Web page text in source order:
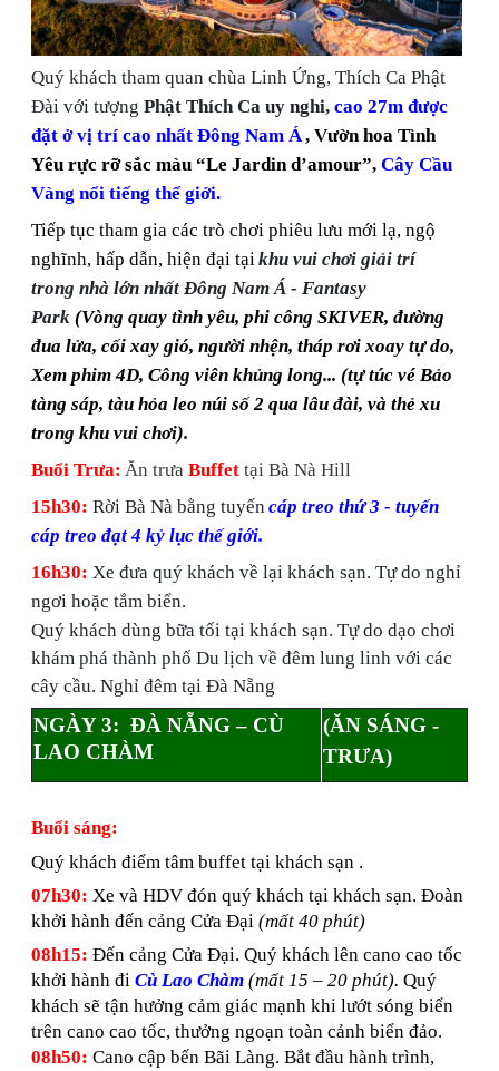
Quý khách tham quan chùa Linh Ứng, Thích Ca Phật
Đài với tượng Phật Thích Ca uy nghi, cao 27m được
đặt ở vị trí cao nhất Đông Nam Á, Vườn hoa Tình
Yêu rực rỡ sắc màu “Le Jardin d’amour”, Cây Cầu
Vàng nổi tiếng thế giới.
Tiếp tục tham gia các trò chơi phiêu lưu mới lạ, ngộ
nghĩnh, hấp dẫn, hiện đại tạikhu vui chơi giải trí
trong nhà lớn nhất Đông Nam Á - Fantasy
Park (Vòng quay tình yêu, phi công SKIVER, đường
đua lửa, cối xay gió, người nhện, tháp rơi xoay tự do,
Xem phim 4D, Công viên khủng long... (tự túc vé Bảo
tàng sáp, tàu hỏa leo núi số 2 qua lâu đài, và thẻ xu
trong khu vui chơi).
Buổi Trưa: Ăn trưa Buffet tại Bà Nà Hill
15h30: Rời Bà Nà bằng tuyến cáp treo thứ 3 - tuyến
cáp treo đạt 4 kỷ lục thế giới.
16h30: Xe đưa quý khách về lại khách sạn. Tự do nghỉ
ngơi hoặc tắm biển.
Quý khách dùng bữa tối tại khách sạn. Tự do dạo chơi
khám phá thành phố Du lịch về đêm lung linh với các
cây cầu. Nghỉ đêm tại Đà Nẵng
NGÀY 3: ĐÀ NẴNG – CÙ
LAO CHÀM
(ĂN SÁNG -
TRƯA)
Buổi sáng:
Quý khách điểm tâm buffet tại khách sạn .
07h30: Xe và HDV đón quý khách tại khách sạn. Đoàn
khởi hành đến cảng Cửa Đại (mất 40 phút)
08h15: Đến cảng Cửa Đại. Quý khách lên cano cao tốc
khởi hành đi Cù Lao Chàm (mất 15 – 20 phút). Quý
khách sẽ tận hưởng cảm giác mạnh khi lướt sóng biển
trên cano cao tốc, thưởng ngoạn toàn cảnh biển đảo.
08h50: Cano cập bến Bãi Làng. Bắt đầu hành trình,